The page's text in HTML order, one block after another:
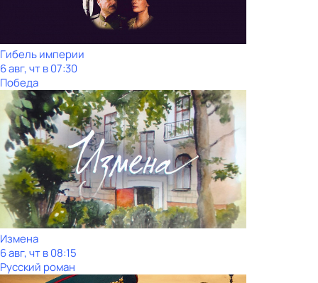
Гибель империи
6 авг, чт в 07:30
Победа
Измена
6 авг, чт в 08:15
Русский роман